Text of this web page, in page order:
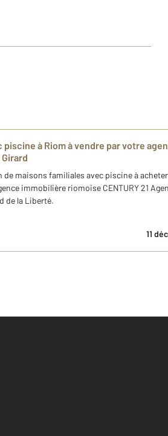
piscine à Riom à vendre par votre
Girard
de maisons familiales avec piscine à
immobilière riomoise CENTURY 21
de la Liberté.
11